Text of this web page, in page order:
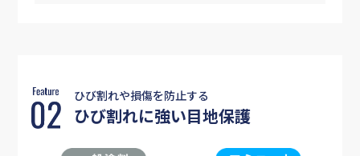
ひび割れや損傷を防止する
ひび割れに強い目地保護